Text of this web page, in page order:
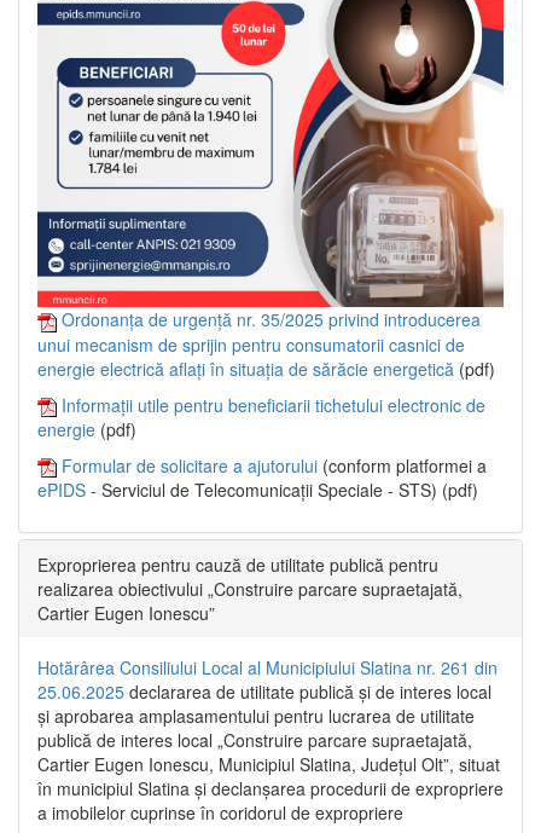
Ordonanța de urgență nr. 35/2025 privind introducerea
unui mecanism de sprijin pentru consumatorii casnici de
energie electrică aflați în situația de sărăcie energetică (pdf)
Informații utile pentru beneficiarii tichetului electronic de
energie (pdf)
Formular de solicitare a ajutorului (conform platformei a
ePIDS - Serviciul de Telecomunicații Speciale - STS) (pdf)
Exproprierea pentru cauză de utilitate publică pentru
realizarea obiectivului „Construire parcare supraetajată,
Cartier Eugen Ionescu”
Hotărârea Consiliului Local al Municipiului Slatina nr. 261 din
25.06.2025 declararea de utilitate publică și de interes local
și aprobarea amplasamentului pentru lucrarea de utilitate
publică de interes local „Construire parcare supraetajată,
Cartier Eugen Ionescu, Municipiul Slatina, Județul Olt”, situat
în municipiul Slatina și declanșarea procedurii de expropriere
a imobilelor cuprinse în coridorul de expropriere